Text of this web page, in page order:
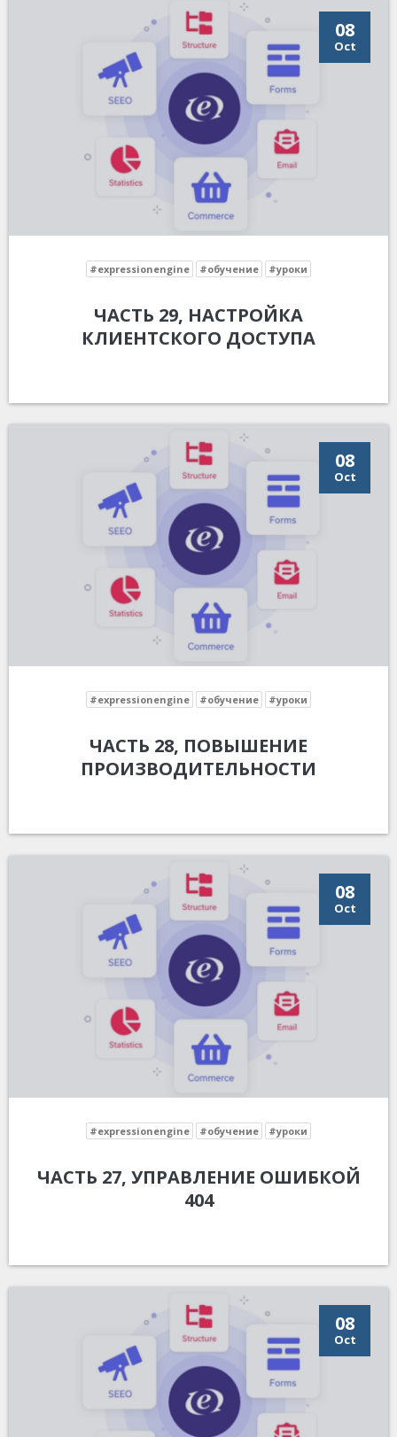
08
Oct
#expressionengine #обучение #уроки
ЧАСТЬ 29, НАСТРОЙКА
КЛИЕНТСКОГО ДОСТУПА
08
Oct
#expressionengine #обучение #уроки
ЧАСТЬ 28, ПОВЫШЕНИЕ
ПРОИЗВОДИТЕЛЬНОСТИ
08
Oct
#expressionengine #обучение #уроки
ЧАСТЬ 27, УПРАВЛЕНИЕ ОШИБКОЙ
404
08
Oct